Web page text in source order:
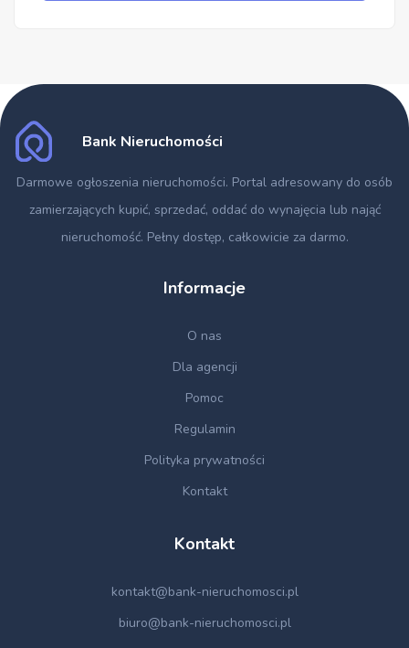
Bank Nieruchomości
Darmowe ogłoszenia nieruchomości. Portal adresowany do osób
zamierzających kupić, sprzedać, oddać do wynajęcia lub nająć
nieruchomość. Pełny dostęp, całkowicie za darmo.
Informacje
O nas
Dla agencji
Pomoc
Regulamin
Polityka prywatności
Kontakt
Kontakt
kontakt@bank-nieruchomosci.pl
biuro@bank-nieruchomosci.pl